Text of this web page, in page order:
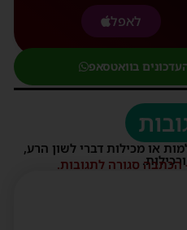
לאפל
בוואטסאפ
או מכילות דברי לשון הרע,
סגורה לתגובות.